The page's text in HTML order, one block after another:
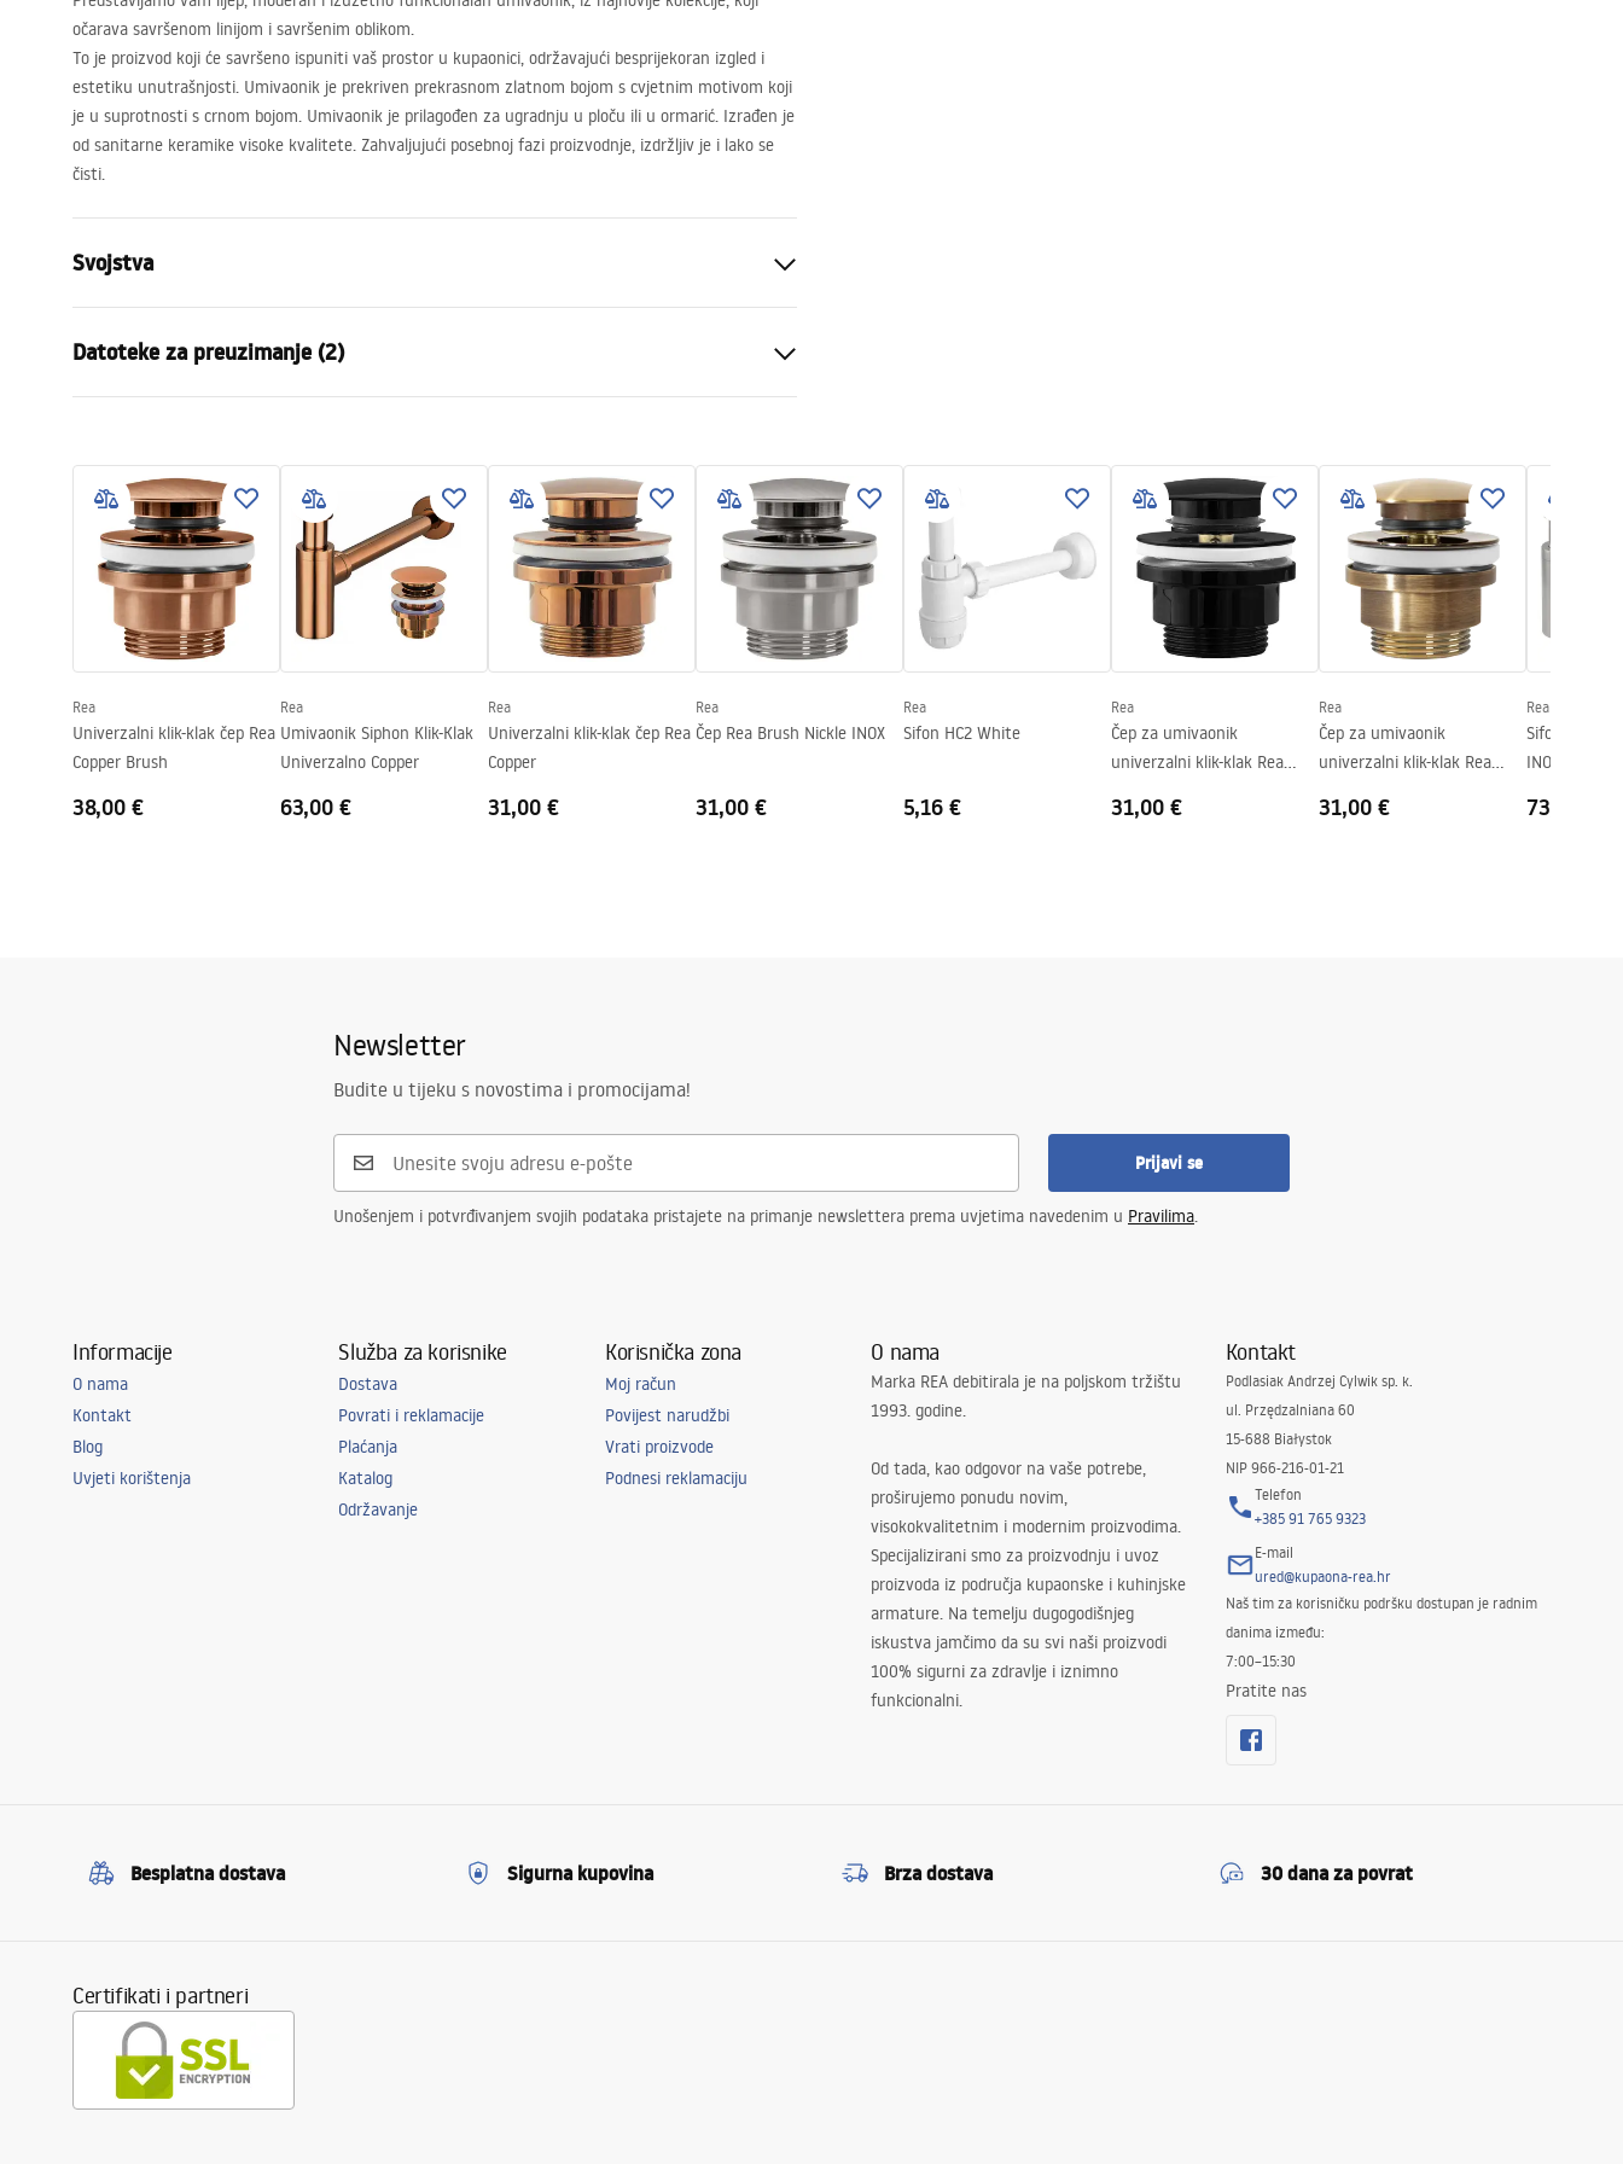
očarava savršenom linijom i savršenim oblikom.
To je proizvod koji će savršeno ispuniti vaš prostor u kupaonici, održavajući besprijekoran izgled i
estetiku unutrašnjosti. Umivaonik je prekriven prekrasnom zlatnom bojom s cvjetnim motivom koji
je u suprotnosti s crnom bojom. Umivaonik je prilagođen za ugradnju u ploču ili u ormarić. Izrađen je
od sanitarne keramike visoke kvalitete. Zahvaljujući posebnoj fazi proizvodnje, izdržljiv je i lako se
čisti.
Svojstva
Materijal
Boja
Crna/Zlatna, Uzor
Duljina
Širina
405
Visina
mm
Dubina
Oblik
Otvor za slavinu
NE
Preljevna rupa
Datoteke za preuzimanje (2)
Basin.pdf
Warranty_Terms_and_Conditions_
Basins_-_5.pdf
Rea
Univerzalni klik-klak čep Rea
Copper Brush
38,00 €
Rea
Umivaonik Siphon Klik-Klak
Univerzalno Copper
63,00 €
Rea
Univerzalni klik-klak čep Rea
Copper
31,00 €
Rea
Čep Rea Brush Nickle INOX
31,00 €
Rea
Sifon HC2 White
5,16 €
Rea
Čep za umivaonik
univerzalni klik-klak Rea
31,00 €
Rea
Čep za umivaonik
univerzalni klik-klak Rea
31,00 €
Rea
Sifon Rea
INOX
73,00 €
Newsletter
Budite u tijeku s novostima i promocijama!
Prijavi se
Unošenjem i potvrđivanjem svojih podataka pristajete na primanje newslettera prema uvjetima navedenim u Pravilima.
Informacije
O nama
Kontakt
Blog
Uvjeti korištenja
Služba za korisnike
Dostava
Povrati i reklamacije
Plaćanja
Katalog
Održavanje
Korisnička zona
Moj račun
Povijest narudžbi
Vrati proizvode
Podnesi reklamaciju
O nama
Marka REA debitirala je na poljskom tržištu
1993. godine.
Od tada, kao odgovor na vaše potrebe,
proširujemo ponudu novim,
visokokvalitetnim i modernim proizvodima.
Specijalizirani smo za proizvodnju i uvoz
proizvoda iz područja kupaonske i kuhinjske
armature. Na temelju dugogodišnjeg
iskustva jamčimo da su svi naši proizvodi
100% sigurni za zdravlje i iznimno
funkcionalni.
Kontakt
Podlasiak Andrzej Cylwik sp. k.
ul. Przędzalniana 60
15-688 Białystok
NIP 966-216-01-21
Telefon
+385 91 765 9323
E-mail
ured@kupaona-rea.hr
Naš tim za korisničku podršku dostupan je radnim
danima između:
7:00–15:30
Pratite nas
Besplatna dostava Sigurna kupovina Brza dostava 30 dana za povrat
Certifikati i partneri